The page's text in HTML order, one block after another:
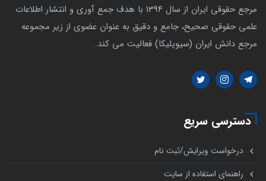
مرجع حقوقی ایران از سال 1394 با هدف جمع آوری و انتشار اطلاعات
علمی حقوقی صحیح، جامع و دقیق به عنوان عضوی از زیر مجموعه
مرجع دانش ایران (سیویلیکا) فعالیت می کند.
دسترسی سریع
درخواست ویرایش/ثبت نام
راهنمای استفاده از سایت